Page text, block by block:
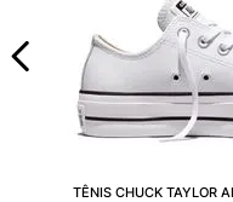
TÊNIS CHUCK TAYLOR